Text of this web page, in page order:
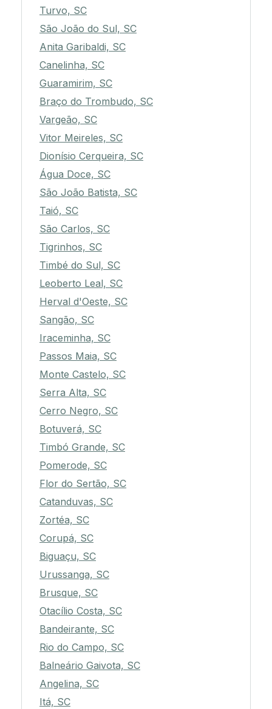
Turvo, SC
São João do Sul, SC
Anita Garibaldi, SC
Canelinha, SC
Guaramirim, SC
Braço do Trombudo, SC
Vargeão, SC
Vitor Meireles, SC
Dionísio Cerqueira, SC
Água Doce, SC
São João Batista, SC
Taió, SC
São Carlos, SC
Tigrinhos, SC
Timbé do Sul, SC
Leoberto Leal, SC
Herval d'Oeste, SC
Sangão, SC
Iraceminha, SC
Passos Maia, SC
Monte Castelo, SC
Serra Alta, SC
Cerro Negro, SC
Botuverá, SC
Timbó Grande, SC
Pomerode, SC
Flor do Sertão, SC
Catanduvas, SC
Zortéa, SC
Corupá, SC
Biguaçu, SC
Urussanga, SC
Brusque, SC
Otacílio Costa, SC
Bandeirante, SC
Rio do Campo, SC
Balneário Gaivota, SC
Angelina, SC
Itá, SC